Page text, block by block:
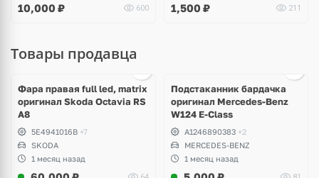
10,000 ₽ 600 1,500 ₽ 211
Товары продавца
Фара правая full led, matrix
оригинал Skoda Octavia RS
A8
5E4941016B +7
SKODA
1 месяц назад
Подстаканник бардачка
оригинал Mercedes-Benz
W124 E-Class
A1246890383 +2
MERCEDES-BENZ
1 месяц назад